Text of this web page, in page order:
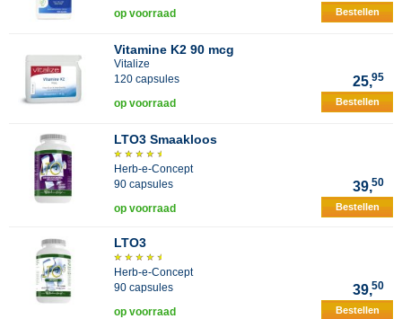
op voorraad Bestellen
Vitamine K2 90 mcg
Vitalize
120 capsules
25,95
op voorraad Bestellen
LTO3 Smaakloos
Herb-e-Concept
90 capsules
39,50
op voorraad Bestellen
LTO3
Herb-e-Concept
90 capsules
39,50
op voorraad Bestellen